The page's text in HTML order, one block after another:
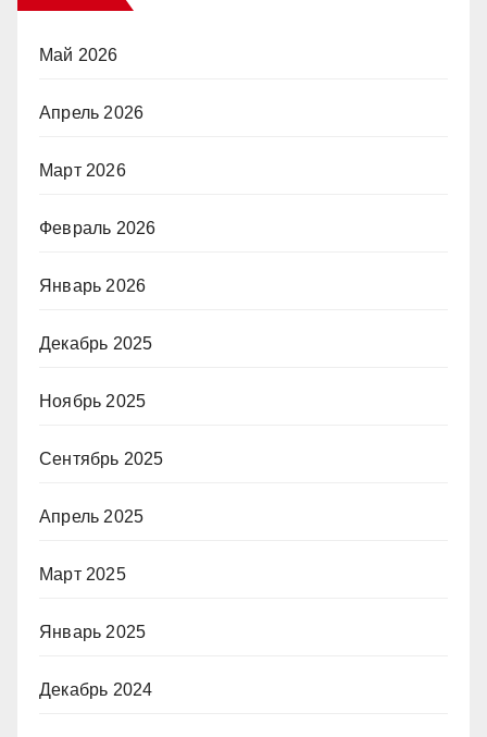
Май 2026
Апрель 2026
Март 2026
Февраль 2026
Январь 2026
Декабрь 2025
Ноябрь 2025
Сентябрь 2025
Апрель 2025
Март 2025
Январь 2025
Декабрь 2024